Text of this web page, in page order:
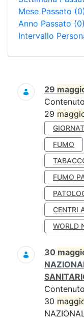
Mese Passato (0)
Anno Passato (0)
Intervallo
Ricerca
29
29
FUMO
FUMO
CENTRI
WORLD
30
30